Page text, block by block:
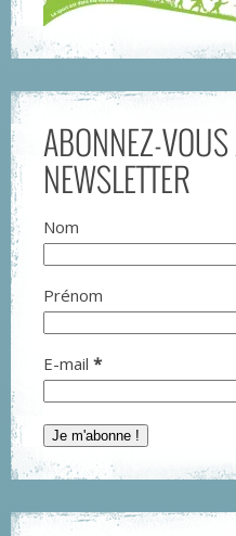
ABONNEZ-
NEWSLETTER
Nom
Prénom
E-mail *